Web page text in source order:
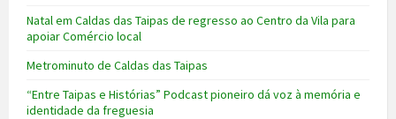
Natal em Caldas das Taipas de regresso ao Centro da Vila para
apoiar Comércio local
Metrominuto de Caldas das Taipas
“Entre Taipas e Histórias” Podcast pioneiro dá voz à memória e
identidade da freguesia